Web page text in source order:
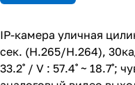
IP-камера уличная
сек. (H.265/H.264),
33.2˚ / V : 57.4˚ ~